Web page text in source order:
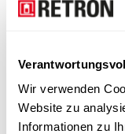
Wir verwenden
Website zu
Informationen zu